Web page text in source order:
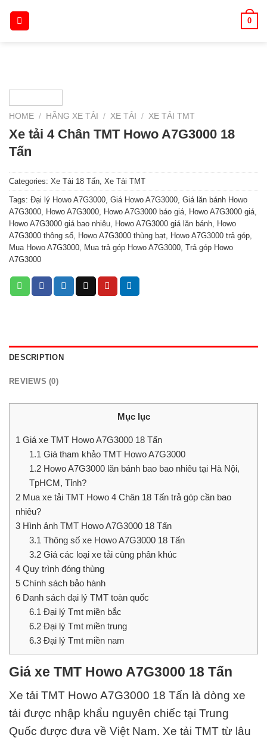
0
HOME / HÃNG XE TẢI / XE TẢI / XE TẢI TMT
Xe tải 4 Chân TMT Howo A7G3000 18
Tấn
Categories: Xe Tải 18 Tấn Xe Tải TMT
Tags: Đại lý Howo A7G3000 Giá Howo A7G3000 Giá lăn bánh Howo
A7G3000
Howo A7G3000 Howo A7G3000 báo giá Howo A7G3000 giá
Howo A7G3000 giá bao nhiêu
Howo A7G3000 giá lăn bánh
Howo
A7G3000 thông số
Howo A7G3000 thùng bạt Howo A7G3000 trả góp
Mua Howo A7G3000
Mua trả góp Howo A7G3000 Trả góp Howo
A7G3000
DESCRIPTION
REVIEWS (0)
Mục lục
1 Giá xe TMT Howo A7G3000 18 Tấn
1.1 Giá tham khảo TMT Howo A7G3000
1.2Howo A7G3000 lăn bánh bao bao nhiêu tại Hà Nội,
TpHCM, Tỉnh?
2 Mua xe tải TMT Howo 4 Chân 18 Tấn trả góp cần bao
nhiêu?
3 Hình ảnh TMT Howo A7G3000 18 Tấn
3.1 Thông số xe Howo A7G3000 18 Tấn
3.2Giá các loại xe tải cùng phân khúc
4 Quy trình đóng thùng
5 Chính sách bảo hành
6 Danh sách đại lý TMT toàn quốc
6.1 Đại lý Tmt miền bắc
6.2Đại lý Tmt miền trung
6.3Đại lý Tmt miền nam
Giá xe TMT Howo A7G3000 18 Tấn
Xe tải TMT Howo A7G3000 18 Tấn là dòng xe
tải được nhập khẩu nguyên chiếc tại Trung
Quốc được đưa về Việt Nam. Xe tải TMT từ lâu